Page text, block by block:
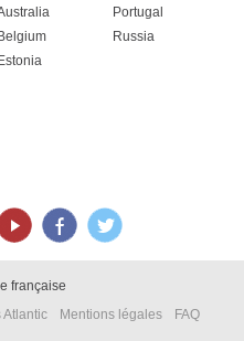
Belgium
Estonia
Portugal
Russia
française
Atlantic Mentions légales FAQ